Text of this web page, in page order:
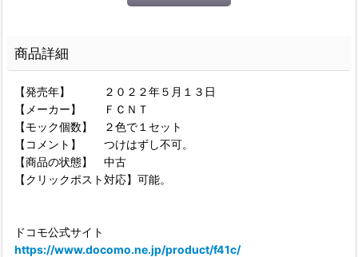
商品詳細
【発売年】 ２０２２年５月１３日
【メーカー】 ＦＣＮＴ
【モック個数】 ２色で１セット
【コメント】 つけはずし不可。
【商品の状態】 中古
【クリックポスト対応】可能。
ドコモ公式サイト
https://www.docomo.ne.jp/product/f41c/